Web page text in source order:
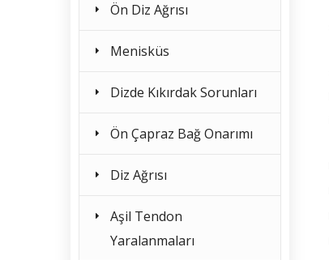
Ön Diz Ağrısı
Menisküs
Dizde Kıkırdak Sorunları
Ön Çapraz Bağ Onarımı
Diz Ağrısı
Aşil Tendon
Yaralanmaları